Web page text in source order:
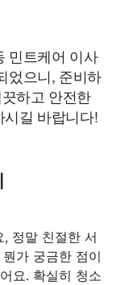
민트케어 이사
었으니, 준비하
하고 안전한
길 바랍니다!
정말 친절한 서
가 궁금한 점이
요. 확실히 청소